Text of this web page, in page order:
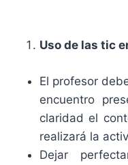
Uso de las tic
El profesor
encuentro
claridad el
realizará la
Dejar